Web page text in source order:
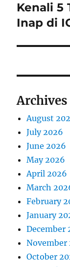
Next
post:
Kenali 5
Inap di
Archives
August
July 2026
June 2026
May 2026
April 2026
March
February
January
December
November
October